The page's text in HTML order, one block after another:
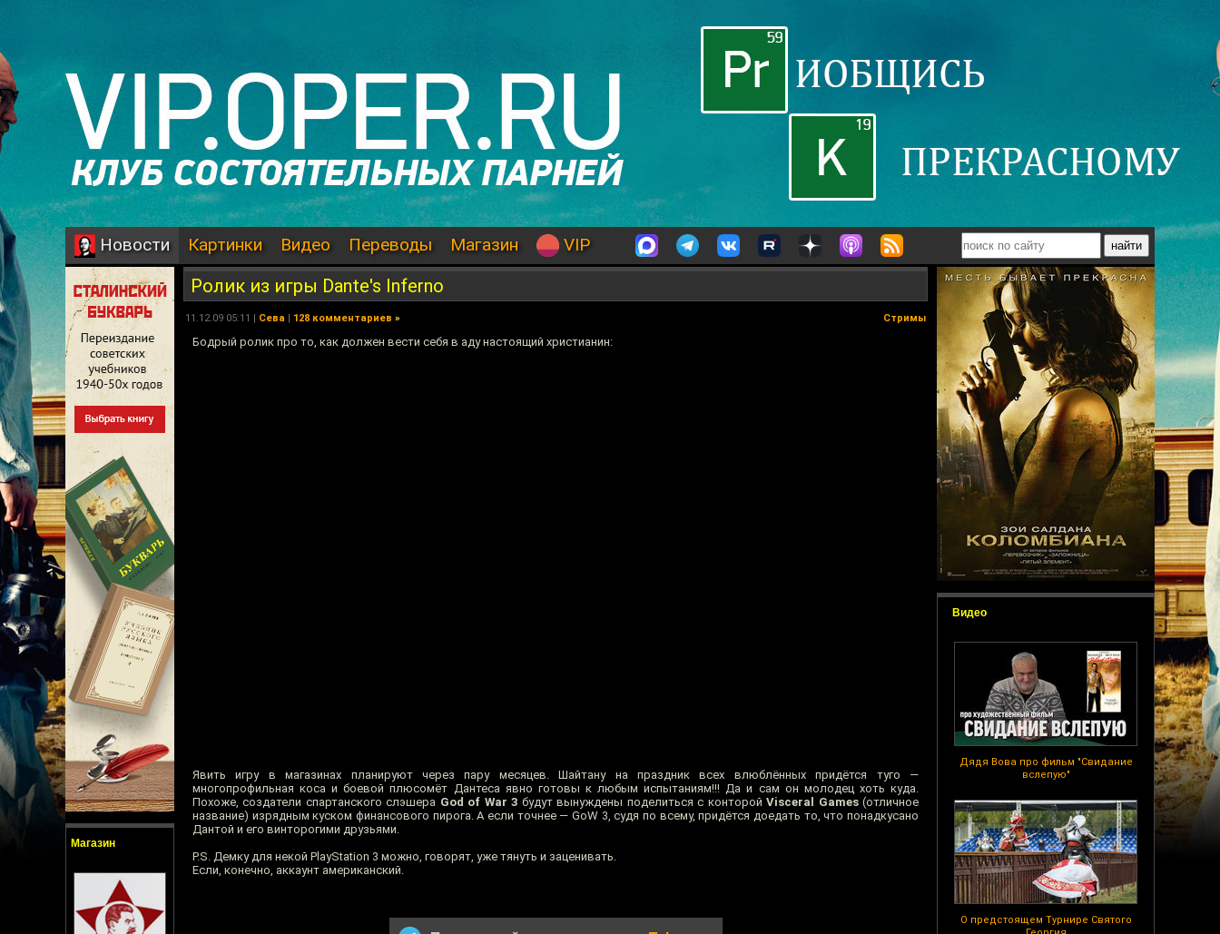
Новости Картинки Видео Переводы Магазин VIP
Магазин
Видео
Дядя Вова про фильм "Свидание
вслепую"
О предстоящем Турнире Святого
Ролик из игры Dante's Inferno
11.12.09 05:11 | Сева | 128 комментариев » Стримы
Бодрый ролик про то, как должен вести себя в аду настоящий христианин:
Явить игру в магазинах планируют через пару месяцев. Шайтану на праздник всех влюблённых придётся туго —
многопрофильная коса и боевой плюсомёт Дантеса явно готовы к любым испытаниям!!! Да и сам он молодец хоть куда.
Похоже, создатели спартанского слэшера God of War 3 будут вынуждены поделиться с конторойVisceral Games(отличное
название) изрядным куском финансового пирога. А если точнее — GoW 3, судя по всему, придётся доедать то, что понадкусано
Дантой и его винторогими друзьями.
P.S. Демку для некой PlayStation 3 можно, говорят, уже тянуть и заценивать.
Если, конечно, аккаунт американский.